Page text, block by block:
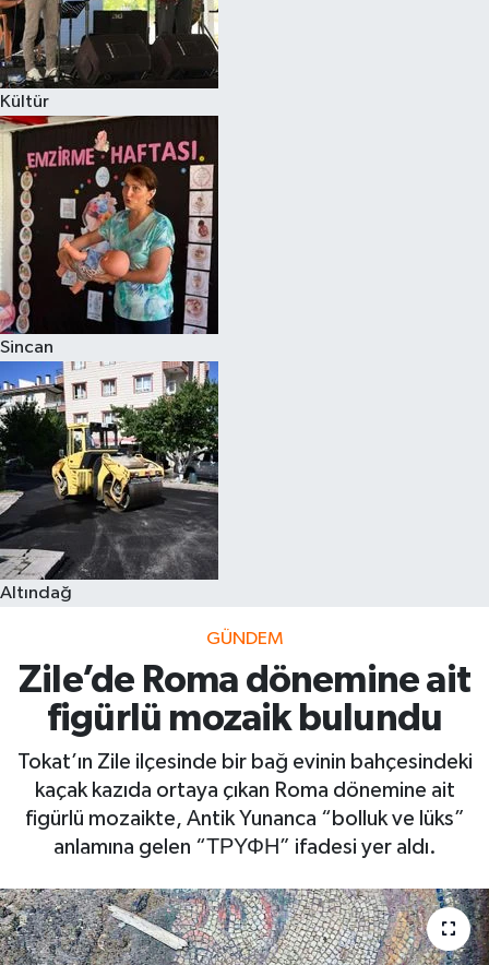
Kültür
Sincan
Altındağ
GÜNDEM
Zile’de Roma dönemine ait
figürlü mozaik bulundu
Tokat’ın Zile ilçesinde bir bağ evinin bahçesindeki
kaçak kazıda ortaya çıkan Roma dönemine ait
figürlü mozaikte, Antik Yunanca “bolluk ve lüks”
anlamına gelen “ΤΡΥΦΗ” ifadesi yer aldı.